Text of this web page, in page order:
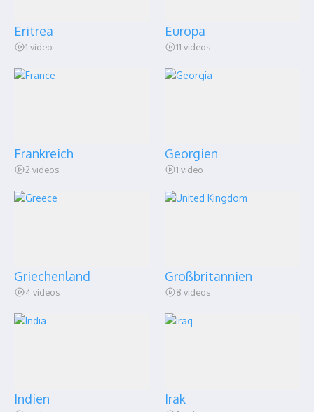
Eritrea
1 video
Europa
11 videos
Frankreich
2 videos
Georgien
1 video
Griechenland
4 videos
Großbritannien
8 videos
Indien Irak